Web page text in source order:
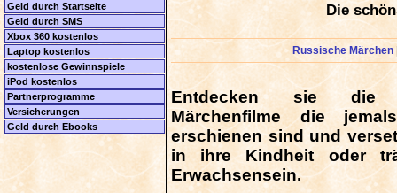
Geld durch Startseite
Geld durch SMS
Xbox 360 kostenlos
Laptop kostenlos
kostenlose Gewinnspiele
iPod kostenlos
Partnerprogramme
Versicherungen
Geld durch Ebooks
Die
Russische Märchen
Entdecken sie die
Märchenfilme die
erschienen sind und
in ihre Kindheit oder
Erwachsensein.